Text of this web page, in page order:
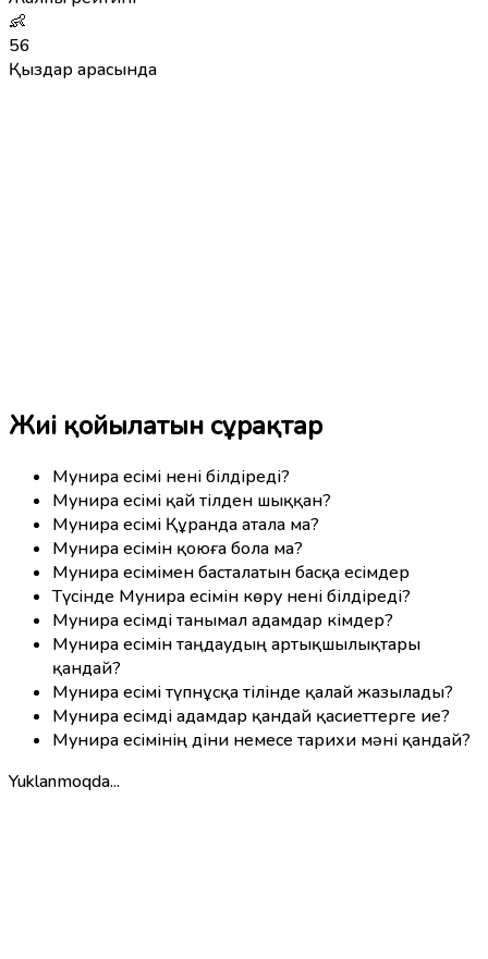
👶
56
Қыздар арасында
Жиі қойылатын сұрақтар
Мунира есімі нені білдіреді?
Мунира есімі қай тілден шыққан?
Мунира есімі Құранда атала ма?
Мунира есімін қоюға бола ма?
Мунира есімімен басталатын басқа есімдер
Түсінде Мунира есімін көру нені білдіреді?
Мунира есімді танымал адамдар кімдер?
Мунира есімін таңдаудың артықшылықтары
қандай?
Мунира есімі түпнұсқа тілінде қалай жазылады?
Мунира есімді адамдар қандай қасиеттерге ие?
Мунира есімінің діни немесе тарихи мәні қандай?
Yuklanmoqda...